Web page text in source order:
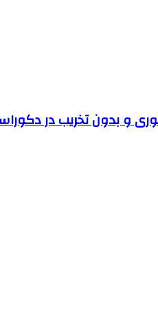
و بدون تخریب در